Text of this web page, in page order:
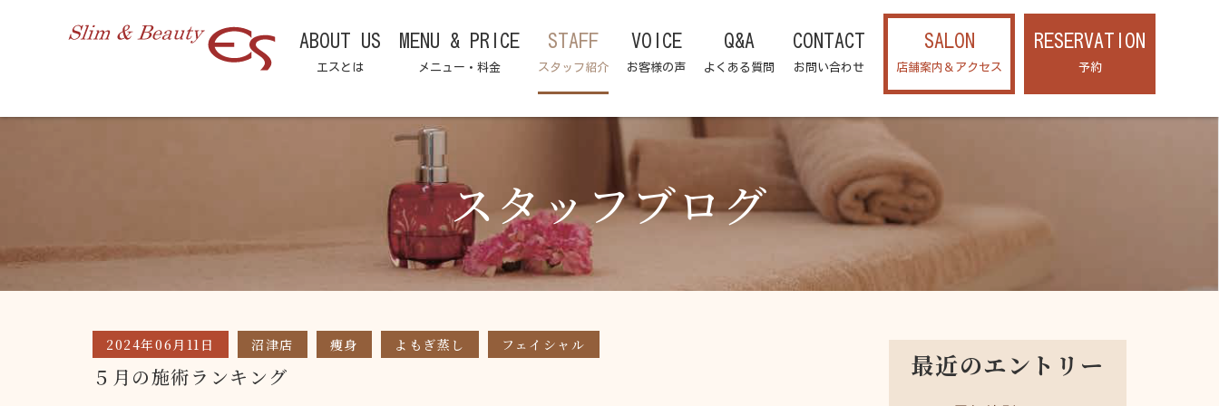
ABOUT US
エスとは
MENU & PRICE
メニュー・料金
STAFF
スタッフ紹介
VOICE
お客様の声
Q&A
よくある質問
CONTACT
お問い合わせ
SALON
店舗案内＆アクセス
RESERVATION
予約
スタッフブログ
2024年06月11日 沼津店 痩身 よもぎ蒸し フェイシャル
５月の施術ランキング 最近のエントリー